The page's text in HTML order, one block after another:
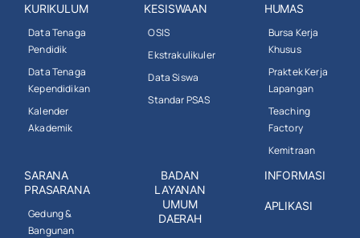
KURIKULUM
Data Tenaga
Pendidik
Data Tenaga
Kependidikan
Kalender
Akademik
KESISWAAN
OSIS
Ekstrakulikuler
Data Siswa
Standar PSAS
HUMAS
Bursa Kerja
Khusus
Praktek Kerja
Lapangan
Teaching
Factory
Kemitraan
SARANA
PRASARANA
Gedung &
Bangunan
BADAN
LAYANAN
UMUM
DAERAH
INFORMASI
APLIKASI